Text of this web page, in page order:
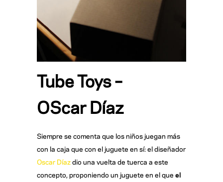
Tube Toys –
OScar Díaz
Siempre se comenta que los niños juegan más
con la caja que con el juguete en sí: el diseñador
Oscar Díazdio una vuelta de tuerca a este
concepto, proponiendo un juguete en el que el